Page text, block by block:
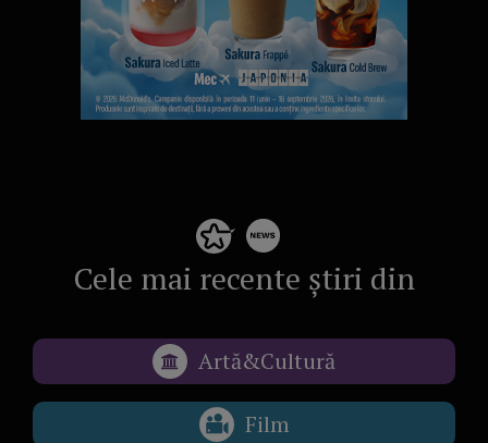
Cele mai recente știri din
Artă&Cultură
Film